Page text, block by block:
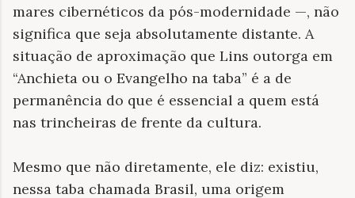
mares cibernéticos da pós-modernidade —, não
significa que seja absolutamente distante. A
situação de aproximação que Lins outorga em
“Anchieta ou o Evangelho na taba” é a de
permanência do que é essencial a quem está
nas trincheiras de frente da cultura.
Mesmo que não diretamente, ele diz: existiu,
nessa taba chamada Brasil, uma origem